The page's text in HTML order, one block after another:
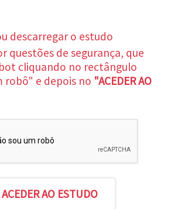
descarregar o estudo
questões de segurança, que
cliquando no rectângulo
robô" e depois no "ACEDER AO